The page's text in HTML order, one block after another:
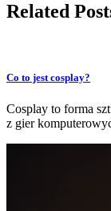
Related
Co to jest cosplay?
Cosplay to forma
z gier